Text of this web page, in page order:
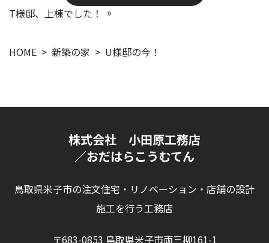
T様邸、上棟でした！
HOME 新築の家 U様邸の今！
株式会社 小田原工務店
／おだはらこうむてん
鳥取県米子市の注文住宅・リノベーション・店舗の設計
施工を行う工務店
〒683-0853 鳥取県米子市両三柳161-1